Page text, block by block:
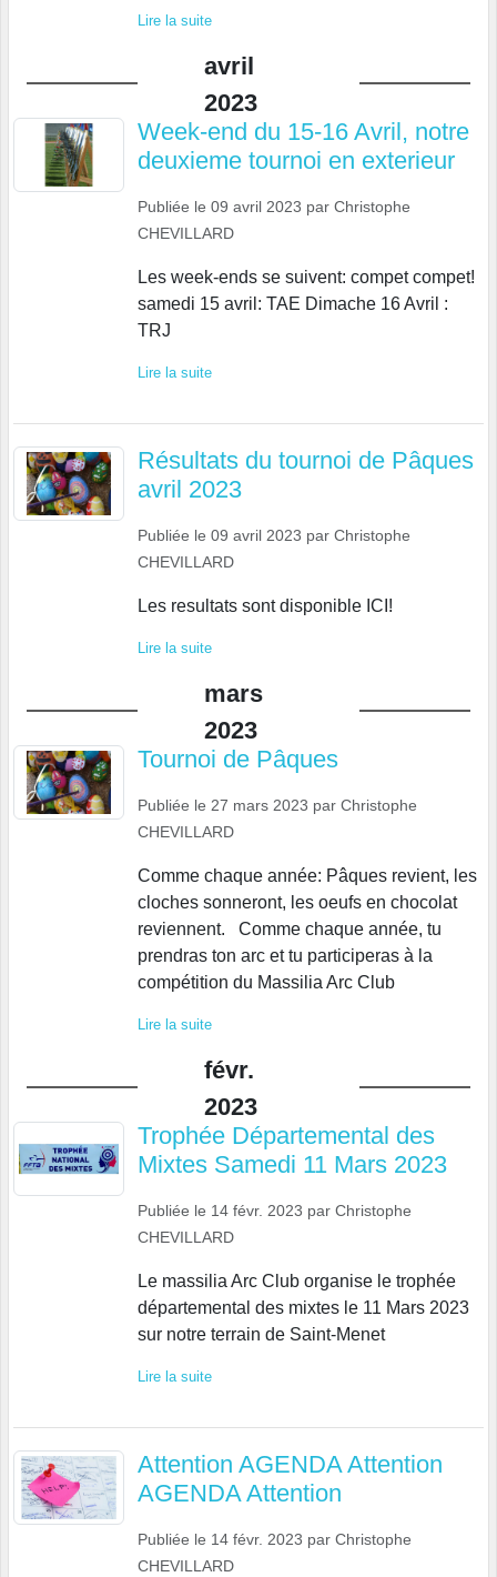
Lire la suite
avril
2023
Week-end du 15-16 Avril, notre
deuxieme tournoi en exterieur
Publiée le 09 avril 2023 par Christophe
CHEVILLARD
Les week-ends se suivent: compet compet!
samedi 15 avril: TAE Dimache 16 Avril :
TRJ
Lire la suite
Résultats du tournoi de Pâques
avril 2023
Publiée le 09 avril 2023 par Christophe
CHEVILLARD
Les resultats sont disponible ICI!
Lire la suite
mars
2023
Tournoi de Pâques
Publiée le 27 mars 2023 par Christophe
CHEVILLARD
Comme chaque année: Pâques revient, les
cloches sonneront, les oeufs en chocolat
reviennent. Comme chaque année, tu
prendras ton arc et tu participeras à la
compétition du Massilia Arc Club
Lire la suite
févr.
2023
Trophée Départemental des
Mixtes Samedi 11 Mars 2023
Publiée le 14 févr. 2023 par Christophe
CHEVILLARD
Le massilia Arc Club organise le trophée
départemental des mixtes le 11 Mars 2023
sur notre terrain de Saint-Menet
Lire la suite
Attention AGENDA Attention
AGENDA Attention
Publiée le 14 févr. 2023 par Christophe
CHEVILLARD